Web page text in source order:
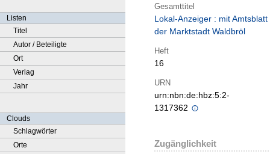
Listen
Titel
Autor / Beteiligte
Ort
Verlag
Jahr
Clouds
Schlagwörter
Orte
Gesamttitel
Lokal-Anzeiger : mit Amtsblatt
der Marktstadt Waldbröl
Heft
16
URN
urn:nbn:de:hbz:5:2-
1317362
Zugänglichkeit